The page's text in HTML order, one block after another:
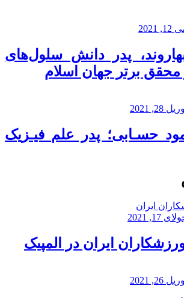
2021
پدر دانش سلول‌های
محقق برتر جهان اسلام
آوریل 28, 2021
حسـابی؛ پدر علم فیـزیک
17, 2021
ایران در المپیک
آوریل 26, 2021